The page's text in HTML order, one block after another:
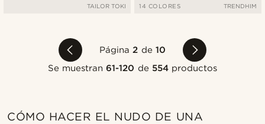
TAILOR TOKI 14 COLORES TRENDHIM
Página2 de 10
Se muestran61-120 de 554productos
CÓMO HACER EL NUDO DE UNA